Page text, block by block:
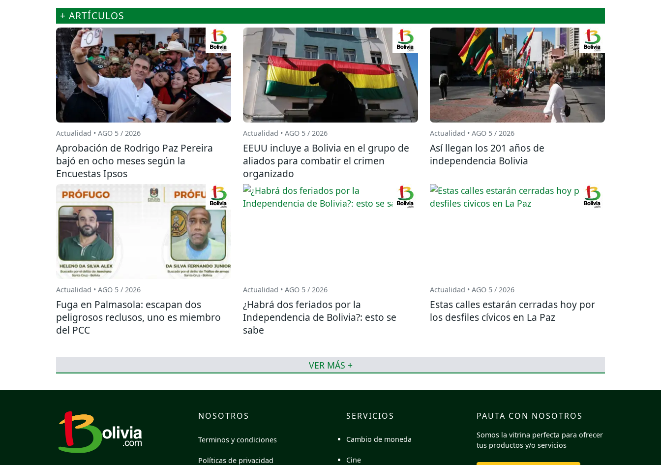
+ ARTÍCULOS
Actualidad • AGO 5 / 2026
Aprobación de Rodrigo Paz Pereira
bajó en ocho meses según la
Encuestas Ipsos
Actualidad • AGO 5 / 2026
EEUU incluye a Bolivia en el grupo de
aliados para combatir el crimen
organizado
Actualidad • AGO 5 / 2026
Así llegan los 201 años de
independencia Bolivia
Actualidad • AGO 5 / 2026
Fuga en Palmasola: escapan dos
peligrosos reclusos, uno es miembro
del PCC
Actualidad • AGO 5 / 2026
¿Habrá dos feriados por la
Independencia de Bolivia?: esto se
sabe
Actualidad • AGO 5 / 2026
Estas calles estarán cerradas hoy por
los desfiles cívicos en La Paz
VER MÁS +
NOSOTROS
Terminos y condiciones
Políticas de privacidad
SERVICIOS
Cambio de moneda
Cine
PAUTA CON NOSOTROS
Somos la vitrina perfecta para ofrecer
tus productos y/o servicios